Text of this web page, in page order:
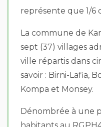
représente que 1/6
La commune de
sept (37) villages
ville répartis dans
savoir : Birni-Lafia,
Kompa et Monsey.
Dénombrée à une